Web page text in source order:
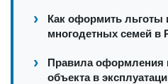
Как оформить льготы
многодетных семей в
Правила оформления
объекта в